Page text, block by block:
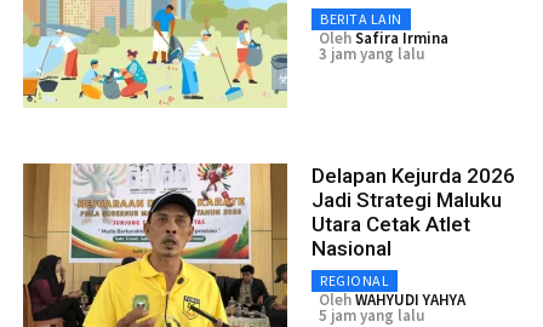
BERITA LAIN
OlehSafira Irmina
3 jam yang lalu
Delapan Kejurda 2026
Jadi Strategi Maluku
Utara Cetak Atlet
Nasional
REGIONAL
OlehWAHYUDI YAHYA
5 jam yang lalu